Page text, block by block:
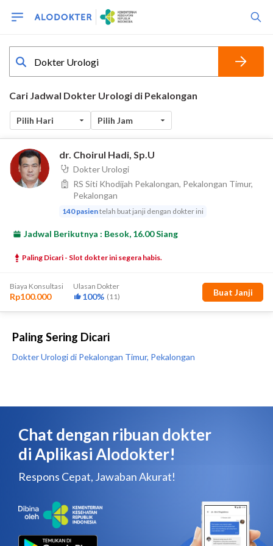
Paling Sering Dicari
Dokter Urologi di Pekalongan Timur, Pekalongan